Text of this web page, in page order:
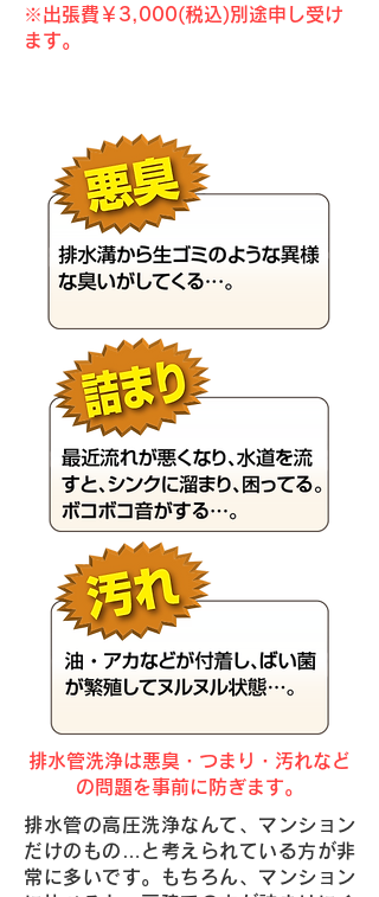
※出張費￥3,000(税込)別途申し受け
ます。
排水管洗浄は悪臭・つまり・汚れなど
の問題を事前に防ぎます。
排水管の高圧洗浄なんて、マンション
だけのもの…と考えられている方が非
常に多いです。もちろん、マンション